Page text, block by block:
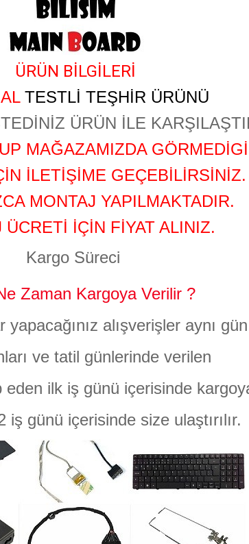
ÜRÜN BİLGİLERİ
TESTLİ TEŞHİR ÜRÜNÜ
ÜRÜN İLE
MAĞAZAMIZDA
İLETİŞİME GEÇEBİLİRSİNİZ.
MONTAJ YAPILMAKTADIR.
ÜCRETİ İÇİN FİYAT ALINIZ.
Kargo Süreci
Zaman Kargoya Verilir ?
alışverişler aynı
ve tatil günlerinde verilen
ilk iş günü içerisinde
iş günü içerisinde size ulaştırılır.